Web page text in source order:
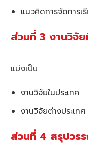
แนวคิดการจัดการเ
ส่วนที่ 3 งานวิจั
แบ่งเป็น
งานวิจัยในประเทศ
งานวิจัยต่างประเทศ
ส่วนที่ 4 สรุปวร